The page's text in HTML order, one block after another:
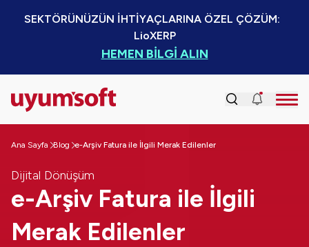
SEKTÖRÜNÜZÜN İHTİYAÇLARINA ÖZEL ÇÖZÜM:
LioXERP
HEMEN BİLGİ ALIN
Ana Sayfa Blog e-Arşiv Fatura ile İlgili Merak Edilenler
Dijital Dönüşüm
e-Arşiv Fatura ile İlgili
Merak Edilenler